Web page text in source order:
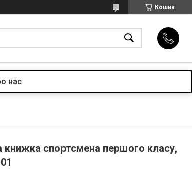
Кошик
нас
книжка спортсмена першого класу,